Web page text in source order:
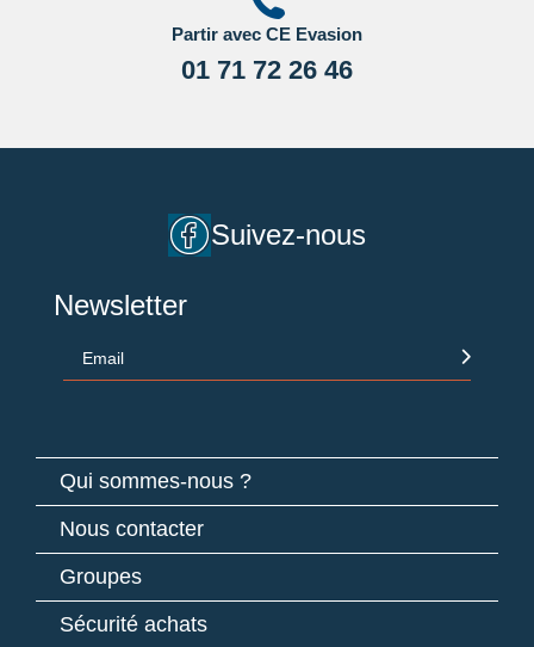
Partir avec CE Evasion
01 71 72 26 46
Suivez-nous
Newsletter
Email
Qui sommes-nous ?
Nous contacter
Groupes
Sécurité achats